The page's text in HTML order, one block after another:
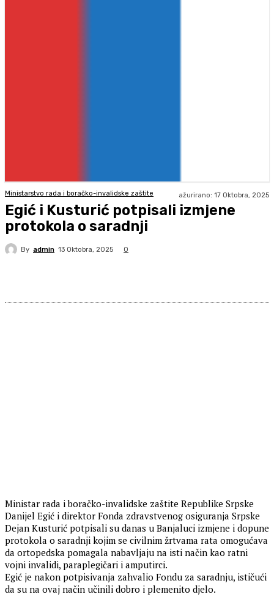
Ministarstvo rada i boračko-invalidske zaštite ažurirano: 17 Oktobra, 2025
Egić i Kusturić potpisali izmjene
protokola o saradnji
By admin 13 Oktobra, 2025 0
​Ministar rada i boračko-invalidske zaštite Republike Srpske
Danijel Egić i direktor Fonda zdravstvenog osiguranja Srpske
Dejan Kusturić potpisali su danas u Banjaluci izmjene i dopune
protokola o saradnji kojim se civilnim žrtvama rata omogućava
da ortopedska pomagala nabavljaju na isti način kao ratni
vojni invalidi, paraplegičari i amputirci.
Egić je nakon potpisivanja zahvalio Fondu za saradnju, ističući
da su na ovaj način učinili dobro i plemenito djelo.